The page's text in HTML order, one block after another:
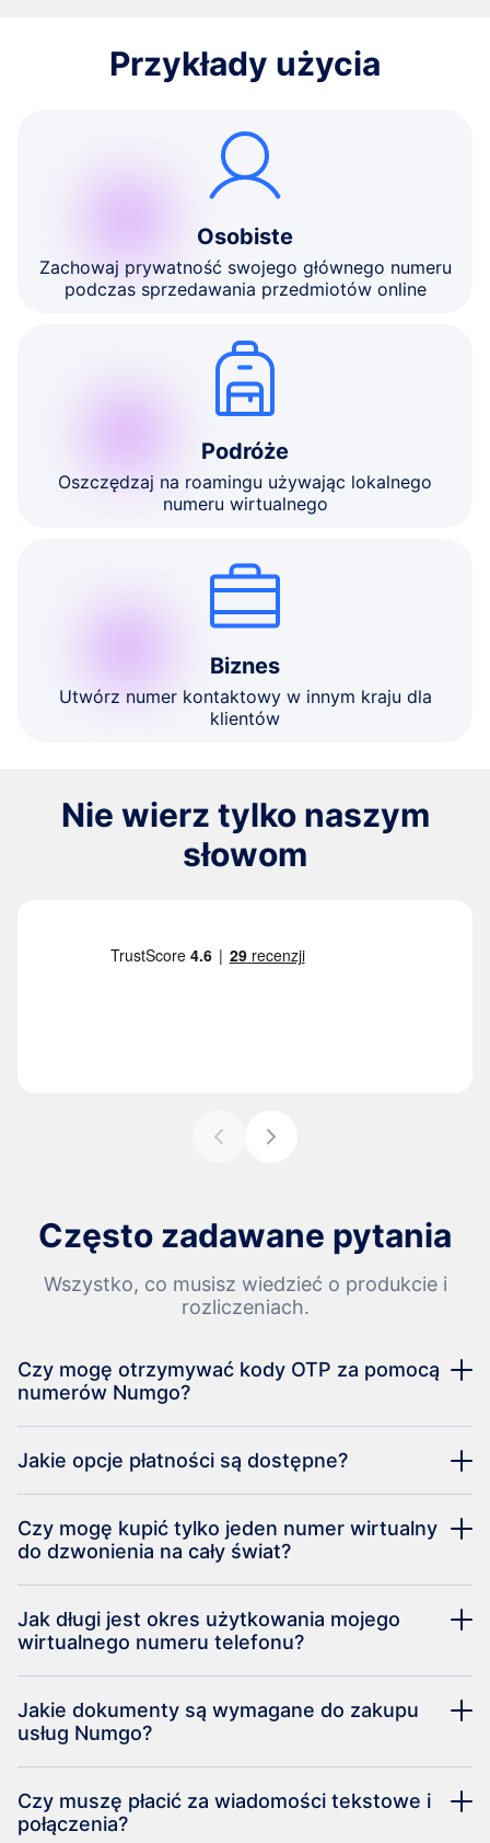
Przykłady użycia
Osobiste
Zachowaj prywatność swojego głównego numeru
podczas sprzedawania przedmiotów online
Podróże
Oszczędzaj na roamingu używając lokalnego
numeru wirtualnego
Biznes
Utwórz numer kontaktowy w innym kraju dla
klientów
Nie wierz tylko naszym
słowom
Często zadawane pytania
Wszystko, co musisz wiedzieć o produkcie i
rozliczeniach.
Czy mogę otrzymywać kody OTP za pomocą
numerów Numgo?
Jakie opcje płatności są dostępne?
Czy mogę kupić tylko jeden numer wirtualny
do dzwonienia na cały świat?
Jak długi jest okres użytkowania mojego
wirtualnego numeru telefonu?
Jakie dokumenty są wymagane do zakupu
usług Numgo?
Czy muszę płacić za wiadomości tekstowe i
połączenia?